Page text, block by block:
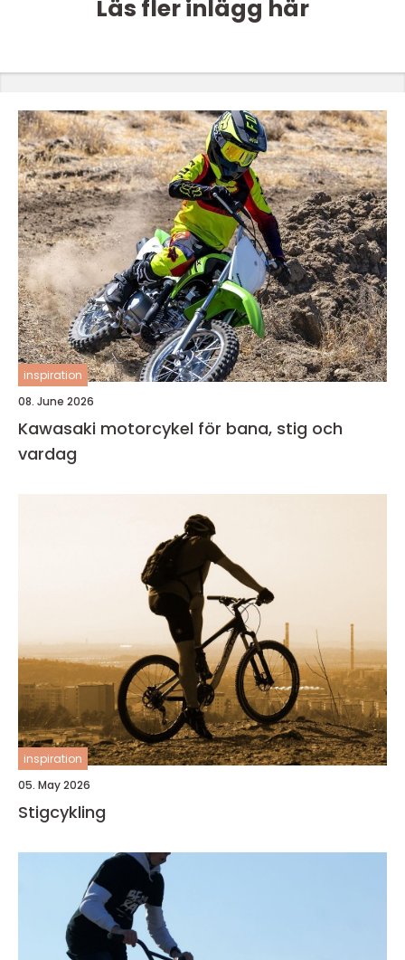
Läs fler inlägg här
inspiration
08. June 2026
Kawasaki motorcykel för bana, stig och
vardag
inspiration
05. May 2026
Stigcykling